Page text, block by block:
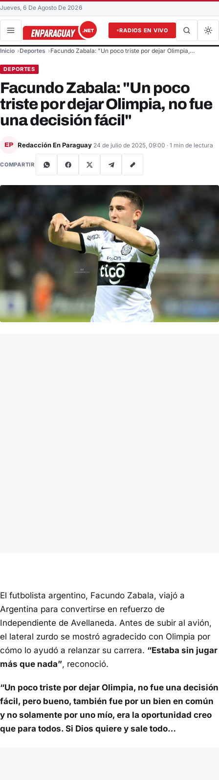
Jueves, 6 De Agosto De 2026
RADIOS EN VIVO
Buscar en el sitio
Buscar
Inicio Deportes Facundo Zabala: "Un poco triste por dejar Olimpia,…
DEPORTES
Facundo Zabala: "Un poco
triste por dejar Olimpia, no fue
una decisión fácil"
EP Redacción En Paraguay 24 de julio de 2025, 09:00 · 1 min de lectura
COMPARTIR
El futbolista argentino, Facundo Zabala, viajó a
Argentina para convertirse en refuerzo de
Independiente de Avellaneda. Antes de subir al avión,
el lateral zurdo se mostró agradecido con Olimpia por
cómo lo ayudó a relanzar su carrera. “Estaba sin jugar
más que nada”, reconoció.
“Un poco triste por dejar Olimpia, no fue una decisión
fácil, pero bueno, también fue por un bien en común
y no solamente por uno mío, era la oportunidad creo
que para todos. Si Dios quiere y sale todo…